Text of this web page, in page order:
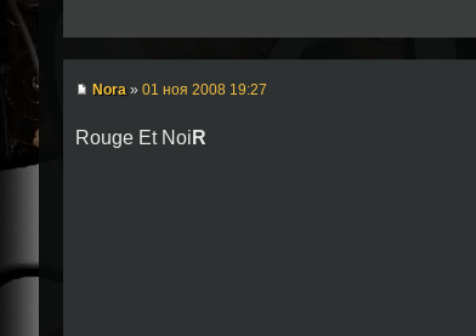
Nora » 01 ноя 2008 19:27
Rouge Et Noi R